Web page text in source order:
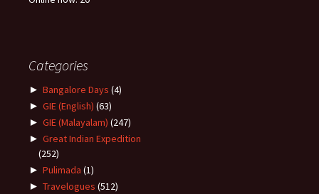
Categories
► Bangalore Days (4)
► GIE (English) (63)
► GIE (Malayalam) (247)
► Great Indian Expedition
(252)
► Pulimada (1)
► Travelogues (512)